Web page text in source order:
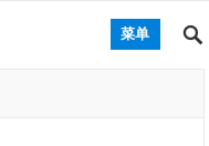
菜单